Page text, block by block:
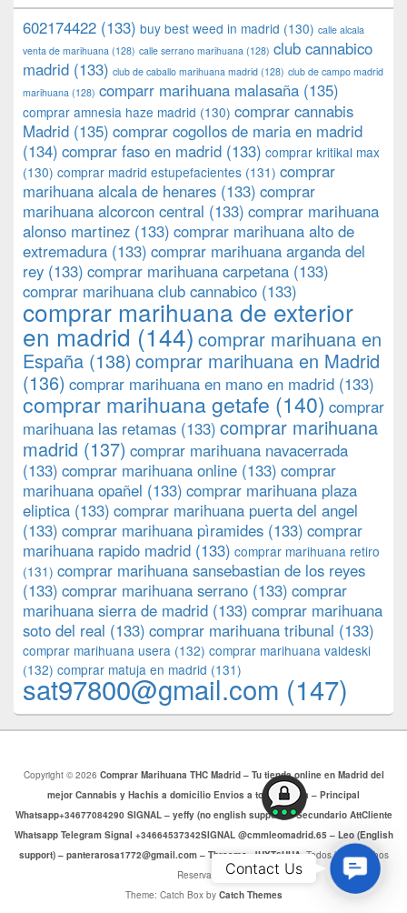
602174422 (133) buy best weed in madrid (130) calle alcala
venta de marihuana (128) calle serrano marihuana (128) club cannabico
madrid (133) club de caballo marihuana madrid (128) club de campo madrid
marihuana (128) comparr marihuana malasaña (135)
comprar amnesia haze madrid (130) comprar cannabis
Madrid (135) comprar cogollos de maria en madrid
(134) comprar faso en madrid (133) comprar kritikal max
(130) comprar madrid estupefacientes (131) comprar
marihuana alcala de henares (133) comprar
marihuana alcorcon central (133) comprar marihuana
alonso martinez (133) comprar marihuana alto de
extremadura (133) comprar marihuana arganda del
rey (133) comprar marihuana carpetana (133)
comprar marihuana club cannabico (133)
comprar marihuana de exterior
en madrid (144) comprar marihuana en
España (138) comprar marihuana en Madrid
(136) comprar marihuana en mano en madrid (133)
comprar marihuana getafe (140) comprar
marihuana las retamas (133) comprar marihuana
madrid (137) comprar marihuana navacerrada
(133) comprar marihuana online (133) comprar
marihuana opañel (133) comprar marihuana plaza
eliptica (133) comprar marihuana puerta del angel
(133) comprar marihuana pìramides (133) comprar
marihuana rapido madrid (133) comprar marihuana retiro
(131) comprar marihuana sansebastian de los reyes
(133) comprar marihuana serrano (133) comprar
marihuana sierra de madrid (133) comprar marihuana
soto del real (133) comprar marihuana tribunal (133)
comprar marihuana usera (132) comprar marihuana valdeski
(132) comprar matuja en madrid (131)
sat97800@gmail.com (147)
Copyright © 2026 Comprar Marihuana THC Madrid – Tu tienda online en Madrid del
mejor Cannabis y Hachis a domicilio Envios a toda Europa – Principal
Whatsapp+34677084290 SIGNAL – yeffy (no english support) – Secundario AttCliente
Whatsapp Telegram Signal +34664537342SIGNAL @cmmleomadrid.65 – Leo (English
support) – panterarosa1772@gmail.com – Threema: JHXT6HHA. Todos los Derechos
Reservados.
Theme: Catch Box by Catch Themes Us
Contact Us